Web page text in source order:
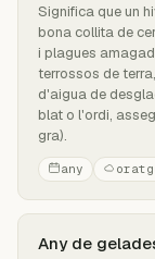
Significa que un
bona collita de
i plagues
terrossos de
d'aigua de
blat o l'ordi,
gra).
any
Any de